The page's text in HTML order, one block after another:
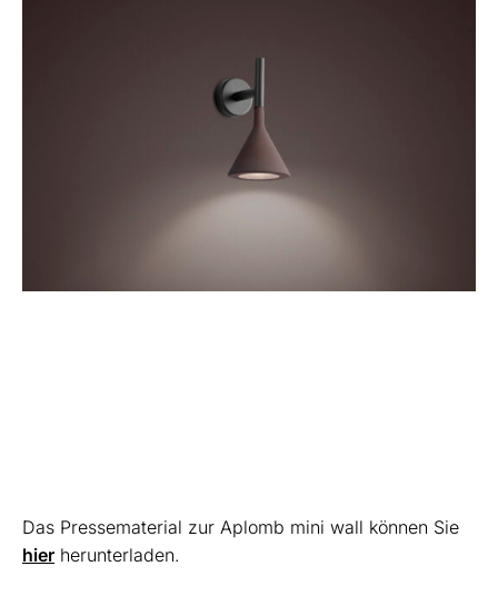
Das Pressematerial zur Aplomb mini wall können Sie
hier herunterladen.